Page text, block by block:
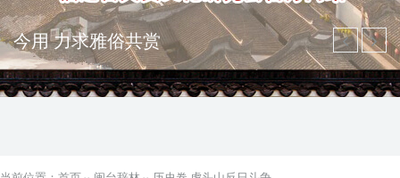
弘扬优秀文化 振奋民族精神 介绍民族
瑰宝 宣传中华精英
突出海西特色 报道台港澳侨 坚持古为